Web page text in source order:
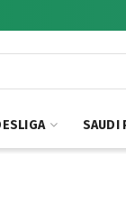
SAUDI